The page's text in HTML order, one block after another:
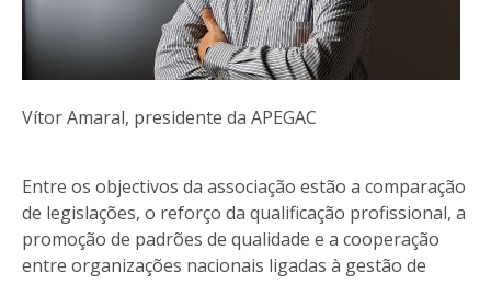
Vítor Amaral, presidente da APEGAC
Entre os objectivos da associação estão a comparação
de legislações, o reforço da qualificação profissional, a
promoção de padrões de qualidade e a cooperação
entre organizações nacionais ligadas à gestão de